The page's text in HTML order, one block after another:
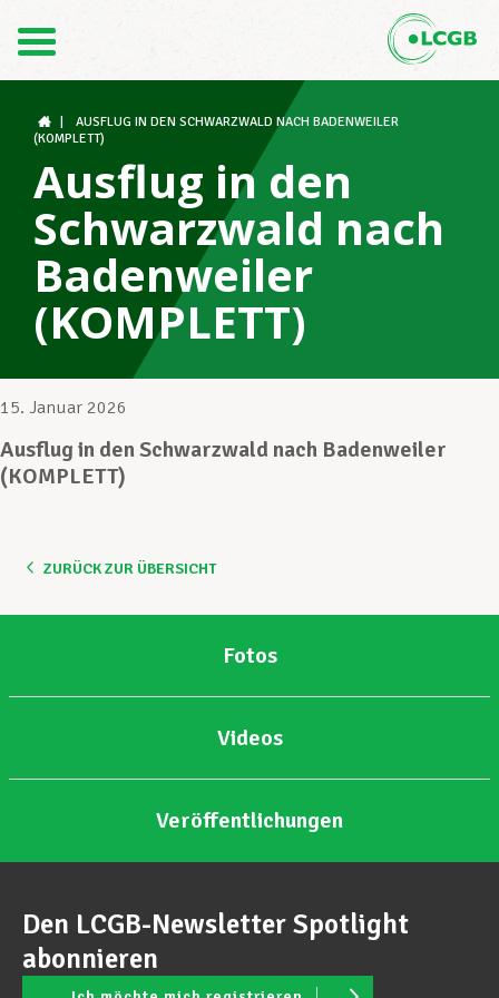
FR
Der LCGB
Gewerkschaftsstrukturen
Unterstützung im Arbeitsalltag
Ihre Rechte
Mitglied werden
AUSFLUG IN DEN SCHWARZWALD NACH BADENWEILER
(KOMPLETT)
Ausflug in den
Schwarzwald nach
Badenweiler
(KOMPLETT)
15. Januar 2026
Ausflug in den Schwarzwald nach Badenweiler
(KOMPLETT)
ZURÜCK ZUR ÜBERSICHT
Fotos
Videos
Veröffentlichungen
Den LCGB-Newsletter Spotlight
abonnieren